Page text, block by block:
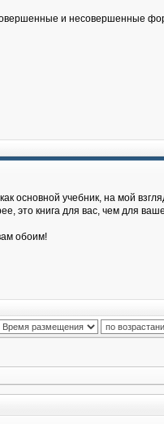
и несовершенные
основной учебник, на мой
это книга для вас, чем для
обоим!